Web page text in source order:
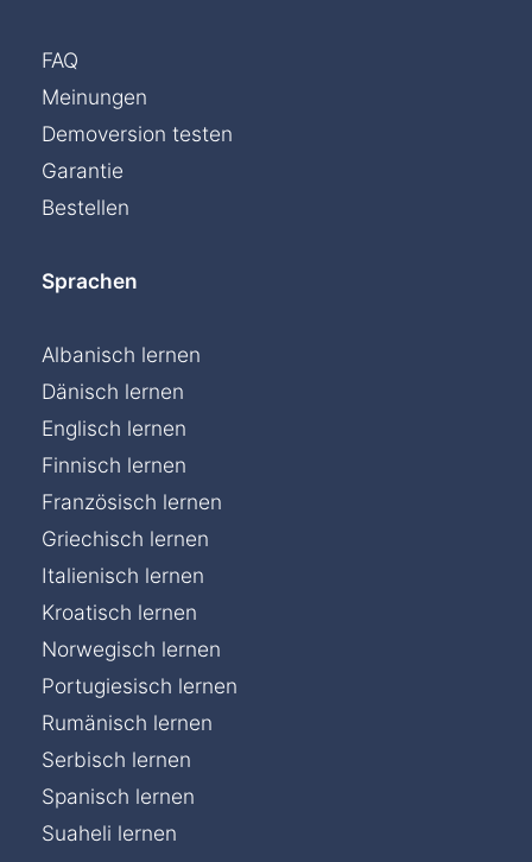
FAQ
Meinungen
Demoversion testen
Garantie
Bestellen
Sprachen
Albanisch lernen
Dänisch lernen
Englisch lernen
Finnisch lernen
Französisch lernen
Griechisch lernen
Italienisch lernen
Kroatisch lernen
Norwegisch lernen
Portugiesisch lernen
Rumänisch lernen
Serbisch lernen
Spanisch lernen
Suaheli lernen